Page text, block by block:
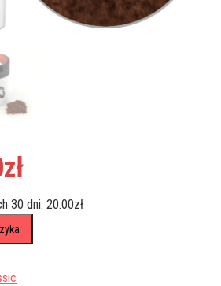
złAktualna
wynosi:
20.00zł.
30 dni: 20.00zł